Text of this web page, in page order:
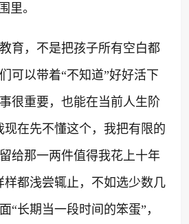
里。
育，不是把孩子所有空白都
可以带着“不知道”好好活下
很重要，也能在当前人生阶
现在先不懂这个，我把有限的
给那一两件值得我花上十年
样都浅尝辄止，不如选少数几
“长期当一段时间的笨蛋”，